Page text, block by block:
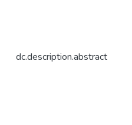
dc.description.abstract